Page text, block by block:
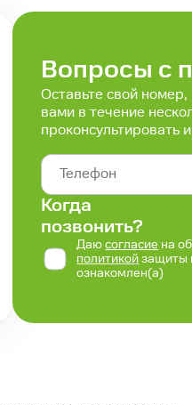
Вопросы с
Оставьте свой
вами в течение
проконсультировать
Когда
позвонить?
Даю согласие на
политикой защиты
ознакомлен(а)